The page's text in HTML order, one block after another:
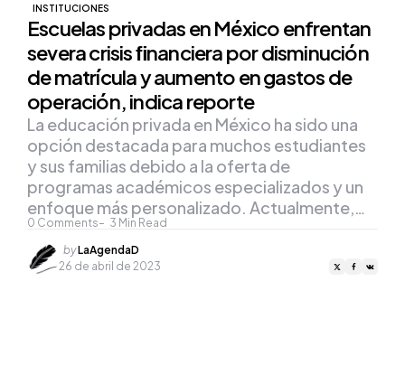
INSTITUCIONES
Escuelas privadas en México enfrentan
severa crisis ﬁnanciera por disminución
de matrícula y aumento en gastos de
operación, indica reporte
0 Comments 3 Min Read
La educación privada en México ha sido una
opción destacada para muchos estudiantes
y sus familias debido a la oferta de
programas académicos especializados y un
enfoque más personalizado. Actualmente,…
Posted
by
byLaAgendaD
26 de abril de 2023